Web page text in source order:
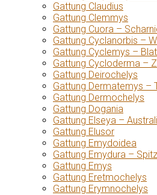
Gattung Claudius
Gattung Clemmys
Gattung Cuora –
Gattung Cyclanorbis –
Gattung Cyclemys –
Gattung Cycloderma –
Gattung Deirochelys
Gattung Dermatemys –
Gattung Dermochelys
Gattung Dogania
Gattung Elseya –
Gattung Elusor
Gattung Emydoidea
Gattung Emydura –
Gattung Emys
Gattung Eretmochelys
Gattung Erymnochelys